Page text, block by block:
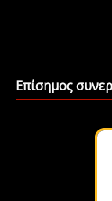
Επίσημος